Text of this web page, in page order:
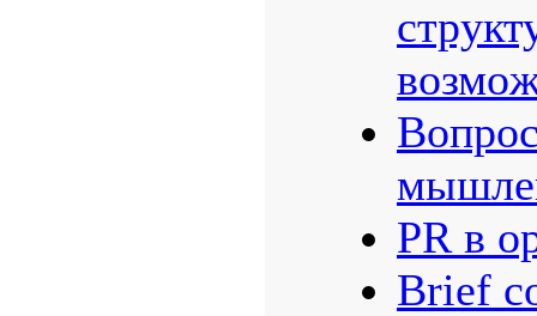
PR в
Brief